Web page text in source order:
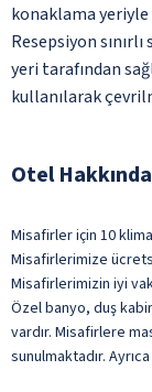
konaklama
Resepsiyon
yeri tarafından
kullanılarak
Otel Hakkında
Misafirler için 10
Misafirlerimize
Misafirlerimizin iyi
Özel banyo, duş
vardır. Misafirlere
sunulmaktadır.